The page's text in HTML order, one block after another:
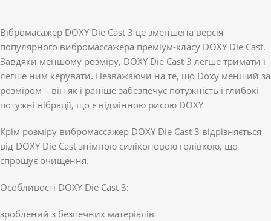
Вібромасажер DOXY Die Cast 3 це зменшена верcія
популярного вибромассажера преміум-класу DOXY Die Cast.
Завдяки меншому розміру, DOXY Die Cast 3 легше тримати і
легше ним керувати. Незважаючи на те, що Doxy менший за
розміром – він як і раніше забезпечує потужність і глибокі
потужні вібрації, що є відмінною рисою DOXY
Крім розміру вибромассажер DOXY Die Cast 3 відрізняється
від DOXY Die Cast знімною силіконовою голівкою, що
спрощує очищення.
Особливості DOXY Die Cast 3:
зроблений з безпечних матеріалів